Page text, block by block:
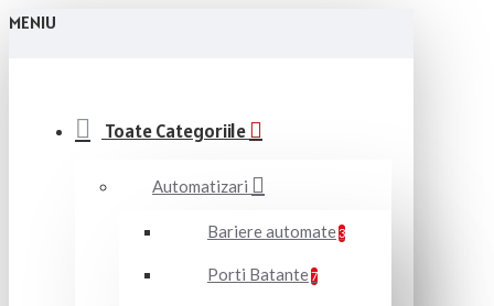
MENIU
Toate Categoriile
Automatizari
Bariere automate3
Porti Batante7